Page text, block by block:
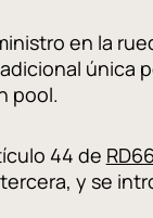
en la
única
pool.
44 de
y se